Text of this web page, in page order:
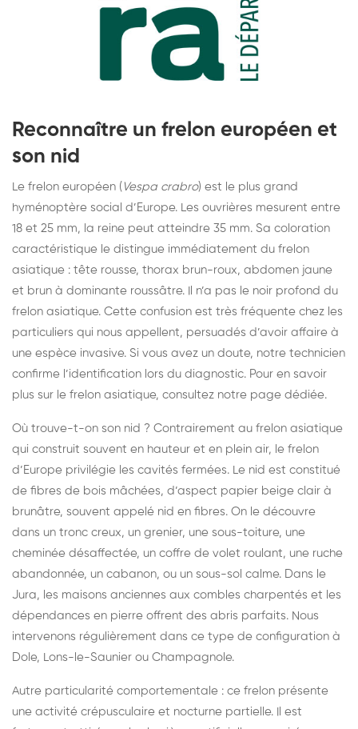
Reconnaître un frelon européen et
son nid
Le frelon européen ( Vespa crabro) est le plus grand
hyménoptère social d’Europe. Les ouvrières mesurent entre
18 et 25 mm, la reine peut atteindre 35 mm. Sa coloration
caractéristique le distingue immédiatement du frelon
asiatique : tête rousse, thorax brun-roux, abdomen jaune
et brun à dominante roussâtre. Il n’a pas le noir profond du
frelon asiatique. Cette confusion est très fréquente chez les
particuliers qui nous appellent, persuadés d’avoir affaire à
une espèce invasive. Si vous avez un doute, notre technicien
confirme l’identification lors du diagnostic. Pour en savoir
plus sur le frelon asiatique, consultez notre page dédiée.
Où trouve-t-on son nid ? Contrairement au frelon asiatique
qui construit souvent en hauteur et en plein air, le frelon
d’Europe privilégie les cavités fermées. Le nid est constitué
de fibres de bois mâchées, d’aspect papier beige clair à
brunâtre, souvent appelé nid en fibres. On le découvre
dans un tronc creux, un grenier, une sous-toiture, une
cheminée désaffectée, un coffre de volet roulant, une ruche
abandonnée, un cabanon, ou un sous-sol calme. Dans le
Jura, les maisons anciennes aux combles charpentés et les
dépendances en pierre offrent des abris parfaits. Nous
intervenons régulièrement dans ce type de configuration à
Dole, Lons-le-Saunier ou Champagnole.
Autre particularité comportementale : ce frelon présente
une activité crépusculaire et nocturne partielle. Il est